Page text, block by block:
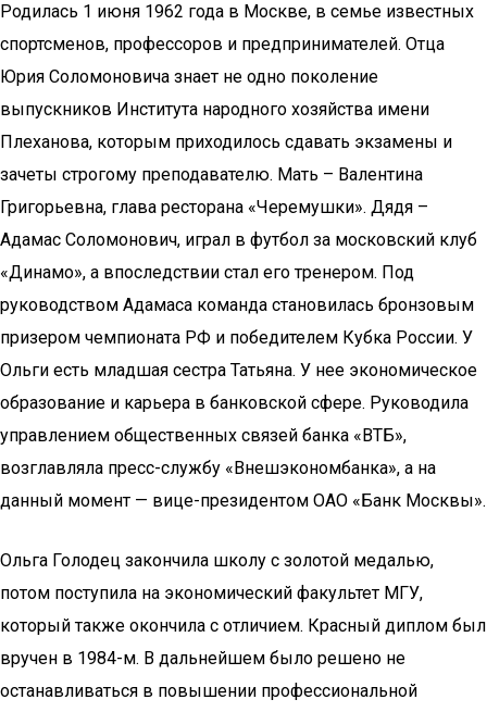
Родилась 1 июня 1962 года в Москве, в семье известных
спортсменов, профессоров и предпринимателей. Отца
Юрия Соломоновича знает не одно поколение
выпускников Института народного хозяйства имени
Плеханова, которым приходилось сдавать экзамены и
зачеты строгому преподавателю. Мать – Валентина
Григорьевна, глава ресторана «Черемушки». Дядя –
Адамас Соломонович, играл в футбол за московский клуб
«Динамо», а впоследствии стал его тренером. Под
руководством Адамаса команда становилась бронзовым
призером чемпионата РФ и победителем Кубка России. У
Ольги есть младшая сестра Татьяна. У нее экономическое
образование и карьера в банковской сфере. Руководила
управлением общественных связей банка «ВТБ»,
возглавляла пресс-службу «Внешэкономбанка», а на
данный момент — вице-президентом ОАО «Банк Москвы».
Ольга Голодец закончила школу с золотой медалью,
потом поступила на экономический факультет МГУ,
который также окончила с отличием. Красный диплом был
вручен в 1984-м. В дальнейшем было решено не
останавливаться в повышении профессиональной